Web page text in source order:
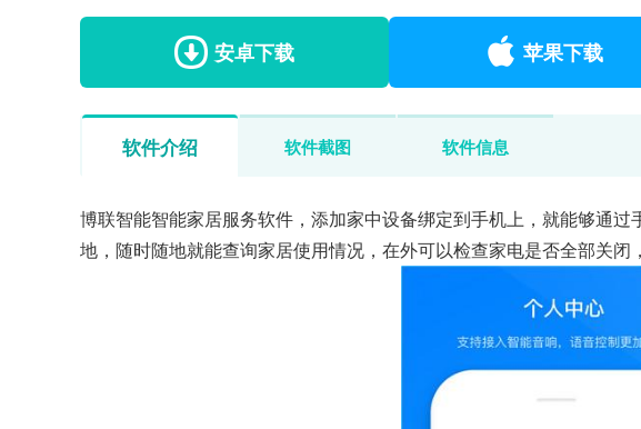
安卓下载 苹果下载
软件介绍 软件截图 软件信息
博联智能智能家居服务软件，添加家中设备绑定到手机上，就能够通
地，随时随地就能查询家居使用情况，在外可以检查家电是否全部关闭